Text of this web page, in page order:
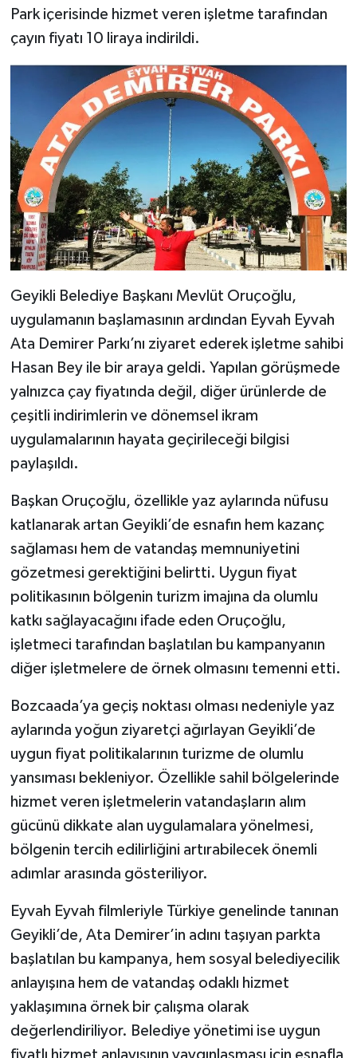
Park içerisinde hizmet veren işletme tarafından
çayın fiyatı 10 liraya indirildi.
Geyikli Belediye Başkanı Mevlüt Oruçoğlu,
uygulamanın başlamasının ardından Eyvah Eyvah
Ata Demirer Parkı’nı ziyaret ederek işletme sahibi
Hasan Bey ile bir araya geldi. Yapılan görüşmede
yalnızca çay fiyatında değil, diğer ürünlerde de
çeşitli indirimlerin ve dönemsel ikram
uygulamalarının hayata geçirileceği bilgisi
paylaşıldı.
Başkan Oruçoğlu, özellikle yaz aylarında nüfusu
katlanarak artan Geyikli’de esnafın hem kazanç
sağlaması hem de vatandaş memnuniyetini
gözetmesi gerektiğini belirtti. Uygun fiyat
politikasının bölgenin turizm imajına da olumlu
katkı sağlayacağını ifade eden Oruçoğlu,
işletmeci tarafından başlatılan bu kampanyanın
diğer işletmelere de örnek olmasını temenni etti.
Bozcaada’ya geçiş noktası olması nedeniyle yaz
aylarında yoğun ziyaretçi ağırlayan Geyikli’de
uygun fiyat politikalarının turizme de olumlu
yansıması bekleniyor. Özellikle sahil bölgelerinde
hizmet veren işletmelerin vatandaşların alım
gücünü dikkate alan uygulamalara yönelmesi,
bölgenin tercih edilirliğini artırabilecek önemli
adımlar arasında gösteriliyor.
Eyvah Eyvah filmleriyle Türkiye genelinde tanınan
Geyikli’de, Ata Demirer’in adını taşıyan parkta
başlatılan bu kampanya, hem sosyal belediyecilik
anlayışına hem de vatandaş odaklı hizmet
yaklaşımına örnek bir çalışma olarak
değerlendiriliyor. Belediye yönetimi ise uygun